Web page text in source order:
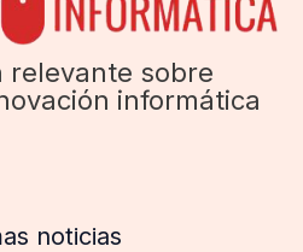
relevante sobre
informática
noticias